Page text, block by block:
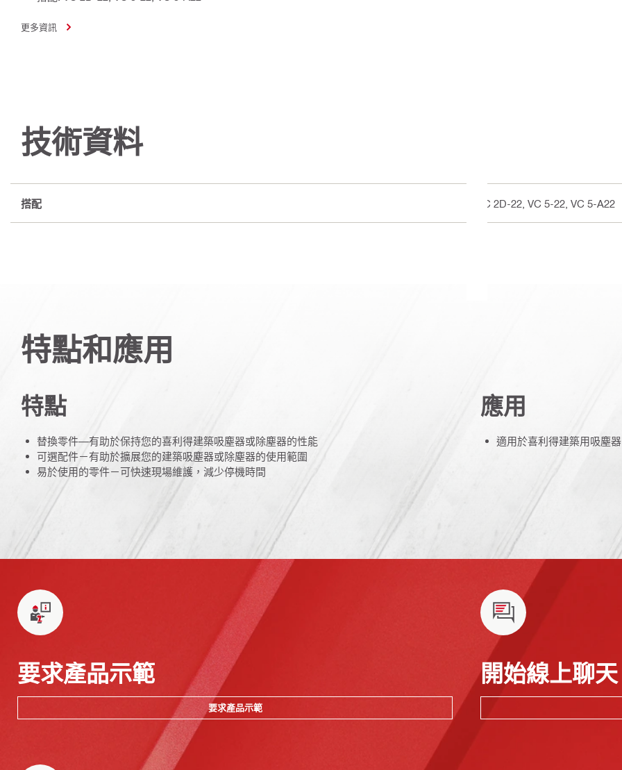
更多資訊
技術資料
搭配 VC 2D-22, VC 5-22, VC 5-A22
特點和應用
特點
替換零件—有助於保持您的喜利得建築吸塵器或除塵器的性能
可選配件－有助於擴展您的建築吸塵器或除塵器的使用範圍
易於使用的零件－可快速現場維護，減少停機時間
應用
適用於喜利得建築用吸塵
要求產品示範
要求產品示範
開始線上聊天